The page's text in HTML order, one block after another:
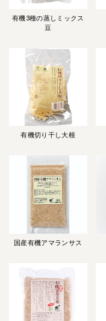
有機3種の蒸しミックス
豆
有機切り干し大根
国産有機アマランサス